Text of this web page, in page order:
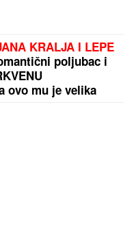
KRALJA I LEPE
poljubac i
ovo mu je velika